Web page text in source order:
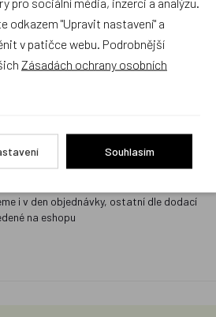
zaslání fotografií na náš email a
zboží kus za kus. Vždy se snažíme šetřit
a peníze. Můžeme si to dovolit, protože
zboží zákazníci téměř nereklamují.
doručení
i v den objednávky, ostatní dle dodací
na eshopu
odkazem "Upravit nastavení" a
v patičce webu. Podrobnější
Zásadách ochrany osobních
Souhlasím